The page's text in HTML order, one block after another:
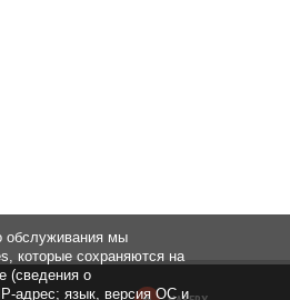
обслуживания мы
которые сохраняются на
(сведения о
адрес; язык, версия ОС и